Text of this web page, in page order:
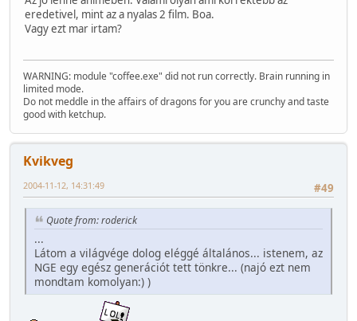
eredetivel, mint az a nyalas 2 film. Boa.
Vagy ezt mar irtam?
WARNING: module "coffee.exe" did not run correctly. Brain running in
limited mode.
Do not meddle in the affairs of dragons for you are crunchy and taste
good with ketchup.
Kvikveg
#49
2004-11-12, 14:31:49
Quote from: roderick
...
Látom a világvége dolog eléggé általános... istenem, az
NGE egy egész generációt tett tönkre... (najó ezt nem
mondtam komolyan:) )